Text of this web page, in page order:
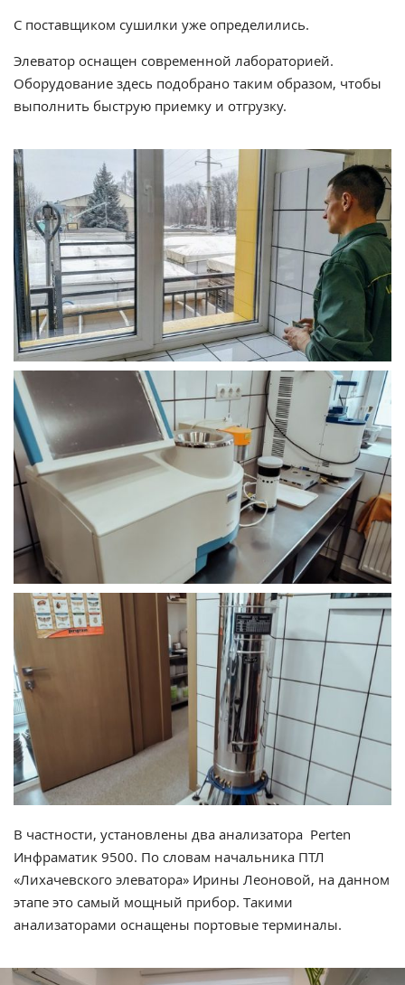
С поставщиком сушилки уже определились.
Элеватор оснащен современной лабораторией.
Оборудование здесь подобрано таким образом, чтобы
выполнить быструю приемку и отгрузку.
В частности, установлены два анализатора Perten
Инфраматик 9500. По словам начальника ПТЛ
«Лихачевского элеватора» Ирины Леоновой, на данном
этапе это самый мощный прибор. Такими
анализаторами оснащены портовые терминалы.